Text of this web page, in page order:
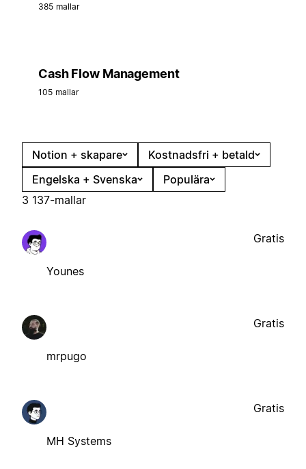
385 mallar
Cash Flow Management
105 mallar
Notion + skapare
Kostnadsfri + betald
Engelska + Svenska
Populära
3 137-mallar
Younes
Gratis
mrpugo
Gratis
MH Systems
Gratis